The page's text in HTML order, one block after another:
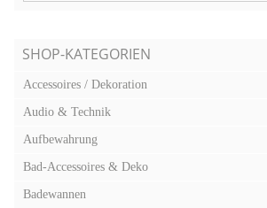
SHOP-KATEGORIEN
Accessoires / Dekoration
Audio & Technik
Aufbewahrung
Bad-Accessoires & Deko
Badewannen